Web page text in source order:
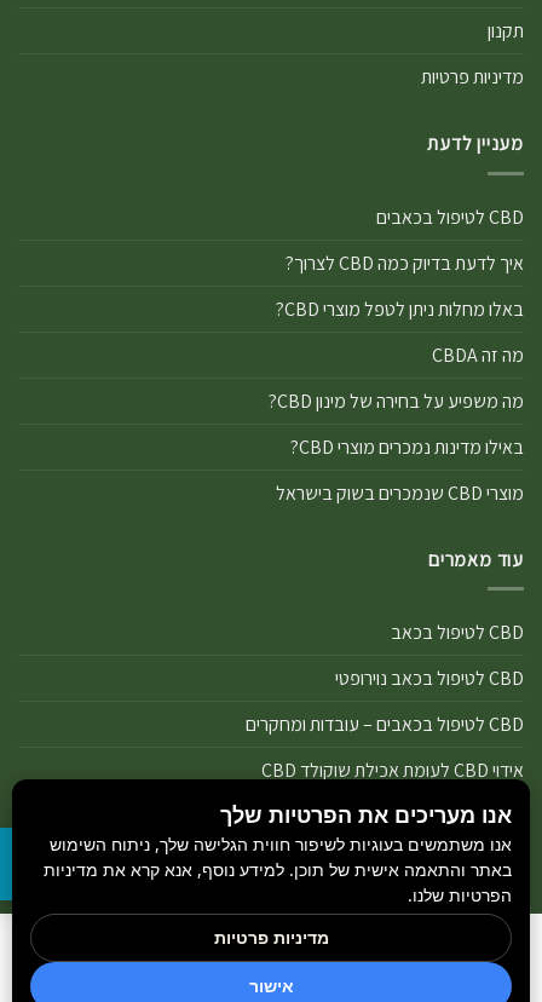
תקנון
מדיניות פרטיות
מעניין לדעת
CBD לטיפול בכאבים
איך לדעת בדיוק כמה CBD לצרוך?
באלו מחלות ניתן לטפל מוצרי CBD?
מה זה CBDA
מה משפיע על בחירה של מינון CBD?
באילו מדינות נמכרים מוצרי CBD?
מוצרי CBD שנמכרים בשוק בישראל
עוד מאמרים
CBD לטיפול בכאב
CBD לטיפול בכאב נוירופטי
CBD לטיפול בכאבים – עובדות ומחקרים
אידוי CBD לעומת אכילת שוקולד CBD
אידוי נכון של מוצרי שמן ותפרחת CBD
אידוי שמן CBD או אידוי תפרחת CBD
הבלוג
כל הזכויות שמורות 2026 © GetCBDוהיצרנים הנמצאים באתר.
חדשות קנאביס
אנו מעריכים את הפרטיות שלך
אנו משתמשים בעוגיות לשיפור חווית הגלישה שלך, ניתוח השימוש
באתר והתאמה אישית של תוכן. למידע נוסף, אנא קרא את מדיניות
הפרטיות שלנו.
אישור
מדיניות פרטיות